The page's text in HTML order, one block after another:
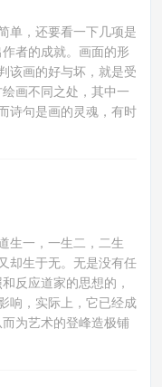
单，还要看一下几项是
者的成就。画面的形
该画的好与坏，就是受
画不同之处，其中一
诗句是画的灵魂，有时
生一，一生二，二生
却生于无。无是没有任
反应道家的思想的，
响，实际上，它已经成
而为艺术的登峰造极铺